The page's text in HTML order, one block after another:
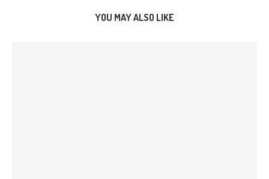
YOU MAY ALSO LIKE